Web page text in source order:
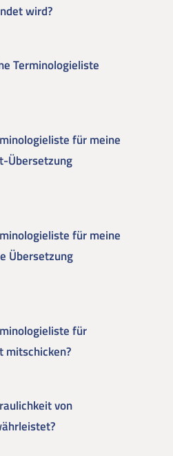
wird?
Terminologieliste
für meine
Übersetzung
für meine
Übersetzung
für
mitschicken?
von